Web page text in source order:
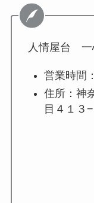
人情屋台 一
営業時間
住所：神
目４１３−